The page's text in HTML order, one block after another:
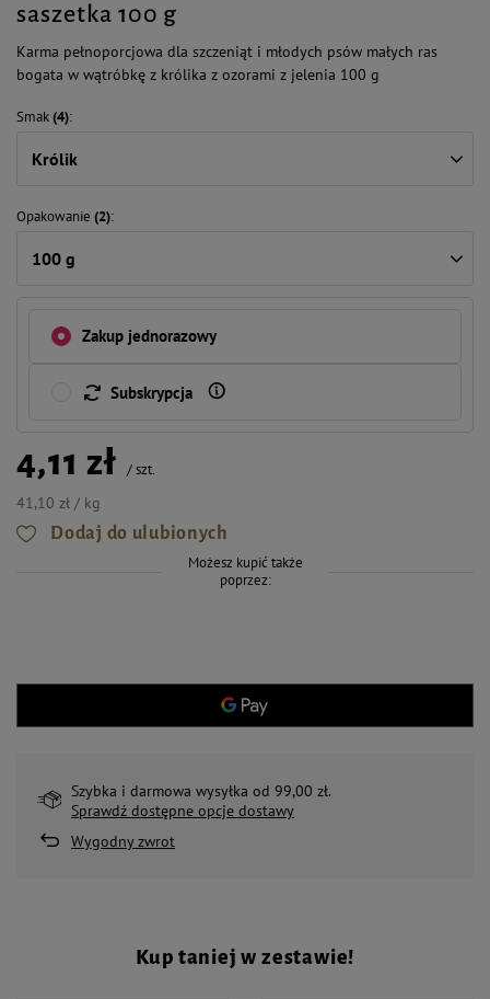
saszetka 100 g
Karma pełnoporcjowa dla szczeniąt i młodych psów małych ras
bogata w wątróbkę z królika z ozorami z jelenia 100 g
Smak(4)
Królik
Opakowanie (2)
100 g
Zakup jednorazowy
Subskrypcja
4,11 zł /szt.
41,10 zł / kg
Dodaj do ulubionych
Możesz kupić także
poprzez:
Szybka i darmowa wysyłka od 99,00 zł.
Sprawdź dostępne opcje dostawy
Wygodny zwrot
Kup taniej w zestawie!